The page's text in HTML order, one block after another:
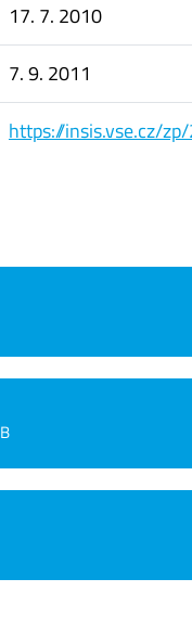
17. 7. 2010
7. 9. 2011
https://insis.vse.cz/